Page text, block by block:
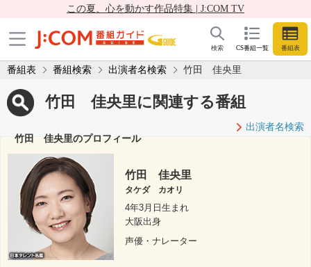
この夏、心を動かす作品特集 | J:COM TV
CS番組一覧 番組表
検索
番組表 番組検索 出演者名検索 竹田 佳央里
竹田 佳央里に関連する番組
出演者名検索
竹田 佳央里のプロフィール
竹田 佳央里
タケダ カオリ
4年3月日生まれ
大阪出身
声優・ナレーター